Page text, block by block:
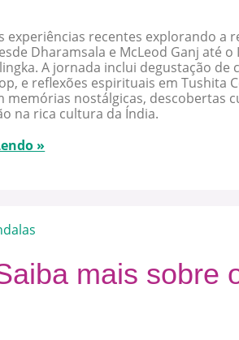
experiências recentes explorando a
Dharamsala e McLeod Ganj até
A jornada inclui degustação de
e reflexões espirituais em Tushita
memórias nostálgicas, descobertas
na rica cultura da Índia.
»
mais sobre